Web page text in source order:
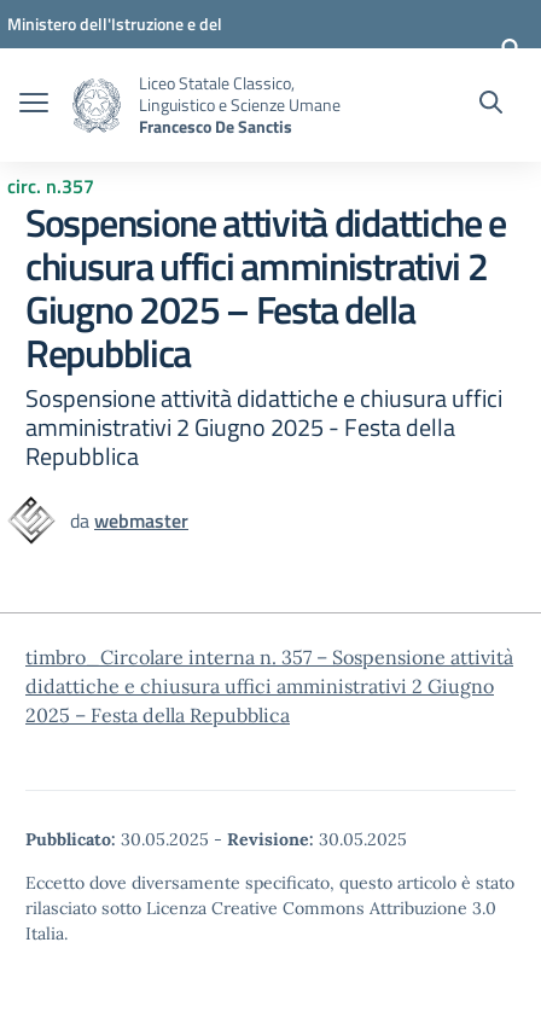
Vai ai contenuti
Vai al menu di navigazione
Vai al footer
Ministero dell'Istruzione e del
Liceo Statale Classico,
Linguistico e Scienze Umane
Francesco De Sanctis
circ. n.357
Sospensione attività didattiche e
chiusura uffici amministrativi 2
Giugno 2025 – Festa della
Repubblica
Sospensione attività didattiche e chiusura uffici
amministrativi 2 Giugno 2025 - Festa della
Repubblica
dawebmaster
timbro_Circolare interna n. 357 – Sospensione attività
didattiche e chiusura uffici amministrativi 2 Giugno
2025 – Festa della Repubblica
Pubblicato: 30.05.2025 - Revisione: 30.05.2025
Eccetto dove diversamente specificato, questo articolo è stato
rilasciato sotto Licenza Creative Commons Attribuzione 3.0
Italia.